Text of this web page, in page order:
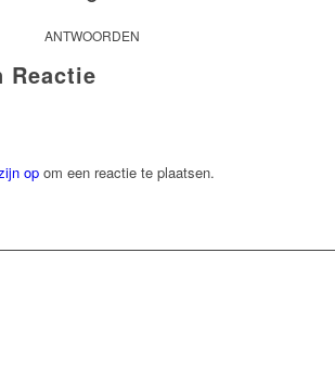
ANTWOORDEN
Reactie
opom een reactie te plaatsen.